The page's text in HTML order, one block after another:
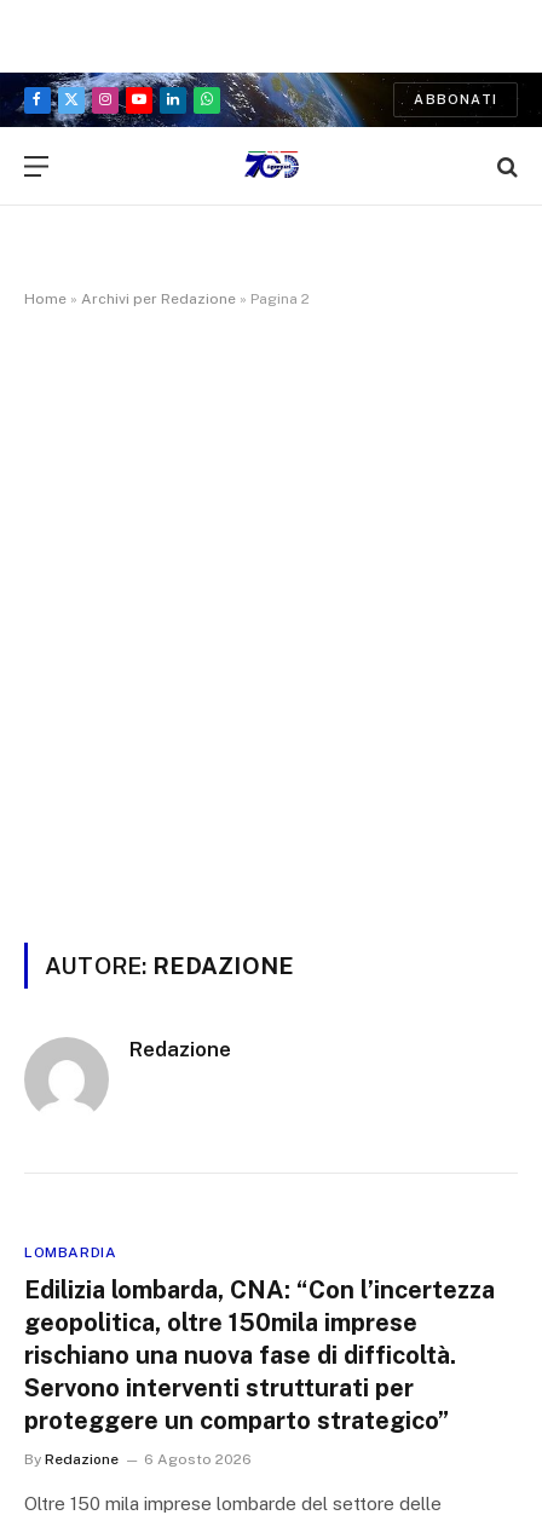
Facebook
X
Instagram
YouTubeLinkedInWhatsApp
ABBONATI
Home » Archivi per Redazione » Pagina 2
AUTORE: REDAZIONE
Redazione
LOMBARDIA
Edilizia lombarda, CNA: “Con l’incertezza
geopolitica, oltre 150mila imprese
rischiano una nuova fase di difficoltà.
Servono interventi strutturati per
proteggere un comparto strategico”
By Redazione 6 Agosto 2026
Oltre 150 mila imprese lombarde del settore delle